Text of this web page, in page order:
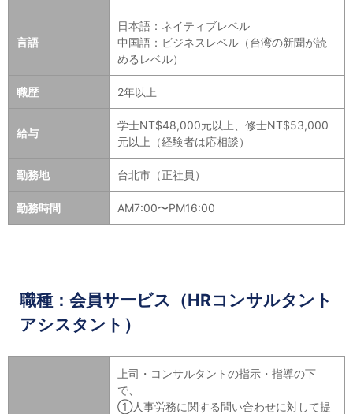
言語
日本語：ネイティブレベル
中国語：ビジネスレベル（台湾の新聞が読
めるレベル）
職歴 2年以上
給与
学士NT$48,000元以上、修士NT$53,000
元以上（経験者は応相談）
勤務地 台北市（正社員）
勤務時間 AM7:00〜PM16:00
職種：会員サービス（HRコンサルタント
アシスタント）
上司・コンサルタントの指示・指導の下
で、
①人事労務に関する問い合わせに対して提